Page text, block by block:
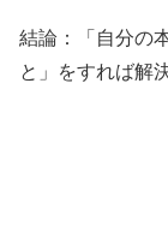
結論：「自分の
と」をすれば解